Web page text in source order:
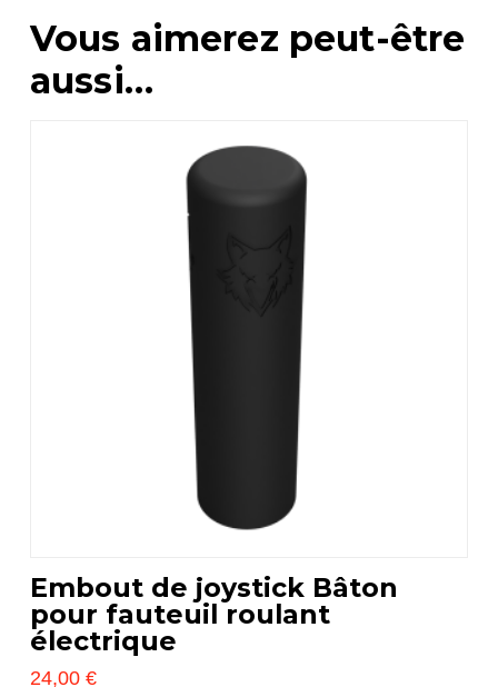
Vous aimerez peut-être
aussi…
Embout de joystick Bâton
pour fauteuil roulant
électrique
24,00 €